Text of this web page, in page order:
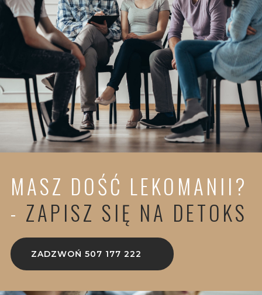
MASZ DOŚĆ LEKOMANII?
- ZAPISZ SIĘ NA DETOKS
ZADZWOŃ 507 177 222